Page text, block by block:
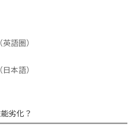
語圏）
本語）
劣化？